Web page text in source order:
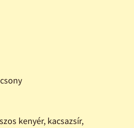
kenyér, kacsazsír,